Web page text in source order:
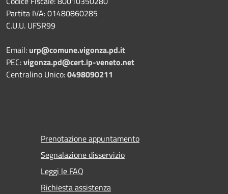
Partita IVA: 01480860285
C.U.U. UFSR99
Email: urp@comune.vigonza.pd.it
PEC:vigonza.pd@cert.ip-veneto.net
Centralino Unico:0498090211
Prenotazione appuntamento
Segnalazione disservizio
Leggi le FAQ
Richiesta assistenza